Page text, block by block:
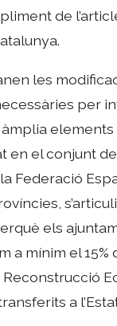
de
les
per
elements
en el conjunt
Federació
els
a mínim el 15%
a